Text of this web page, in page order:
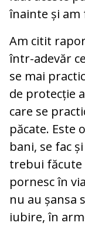
înainte și am
Am citit
într-adevăr
se mai
de protecție
care se
păcate. Este
bani, se fac
trebui făcute
pornesc în
nu au șansa
iubire, în